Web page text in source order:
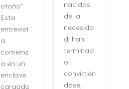
otoño”
Esta
entrevist
a
comienz
a en un
enclave
cargado
nacidas
de la
necesida
d, han
terminad
o
convirtién
dose,